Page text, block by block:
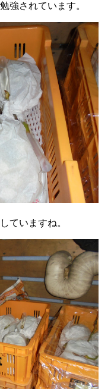
強されています。
ていますね。